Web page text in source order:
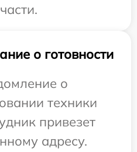
о готовности
о
техники
привезет
адресу.